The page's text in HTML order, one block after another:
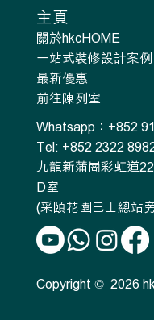
Whatsapp：+852
Tel: +852 2322
九龍新蒲崗彩虹道
D室
(采頤花園巴士總站
主頁
關於hkcHOME
一站式裝修設計案例
最新優惠
前往陳列室
Copyright © 2026